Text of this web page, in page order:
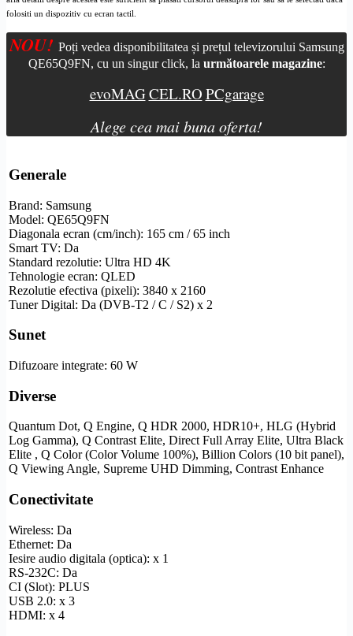
folositi un dispozitiv cu ecran tactil.
NOU! Poți vedea disponibilitatea și prețul televizorului Samsung
QE65Q9FN, cu un singur click, la următoarele magazine:
evoMAGCEL.RO PCgarage
Alege cea mai buna oferta!
Generale
Brand: Samsung
Model: QE65Q9FN
Diagonala ecran (cm/inch): 165 cm / 65 inch
Smart TV: Da
Standard rezolutie: Ultra HD 4K
Tehnologie ecran: QLED
Rezolutie efectiva (pixeli): 3840 x 2160
Tuner Digital: Da (DVB-T2 / C / S2) x 2
Sunet
Difuzoare integrate: 60 W
Diverse
Quantum Dot, Q Engine, Q HDR 2000, HDR10+, HLG (Hybrid
Log Gamma), Q Contrast Elite, Direct Full Array Elite, Ultra Black
Elite , Q Color (Color Volume 100%), Billion Colors (10 bit panel),
Q Viewing Angle, Supreme UHD Dimming, Contrast Enhance
Conectivitate
Wireless: Da
Ethernet: Da
Iesire audio digitala (optica): x 1
RS-232C: Da
CI (Slot): PLUS
USB 2.0: x 3
HDMI: x 4